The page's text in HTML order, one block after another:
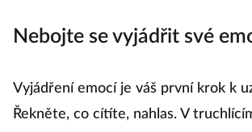
Nebojte se vyjádřit své
Vyjádření emocí je váš první krok k
Řekněte, co cítíte, nahlas. V